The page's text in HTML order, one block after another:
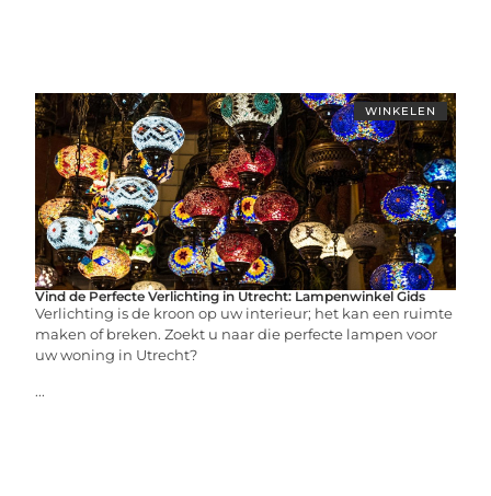
WINKELEN
Vind de Perfecte Verlichting in Utrecht: Lampenwinkel Gids
Verlichting is de kroon op uw interieur; het kan een ruimte
maken of breken. Zoekt u naar die perfecte lampen voor
uw woning in Utrecht?
...